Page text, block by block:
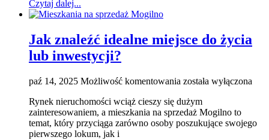
Czytaj dalej...
Jak znaleźć idealne miejsce do życia
lub inwestycji?
paź 14, 2025 Możliwość komentowania Jak
idealne
miejsce
do
została wyłączona
Rynek nieruchomości wciąż cieszy się dużym
zainteresowaniem, a mieszkania na sprzedaż Mogilno to
temat, który przyciąga zarówno osoby poszukujące swojego
pierwszego lokum, jak i